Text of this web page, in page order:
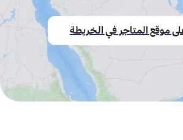
موقع المتاجر في الخريطة